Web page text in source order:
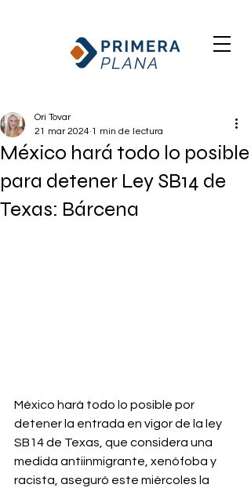
México hará todo lo posible
para detener Ley SB14 de
Texas: Bárcena
Ori Tovar
21 mar 2024 1 min de lectura
México hará todo lo posible por
detener la entrada en vigor de la ley
SB14 de Texas, que considera una
medida antiinmigrante, xenófoba y
racista, aseguró este miércoles la